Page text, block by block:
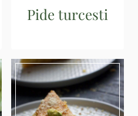
Pide turcesti